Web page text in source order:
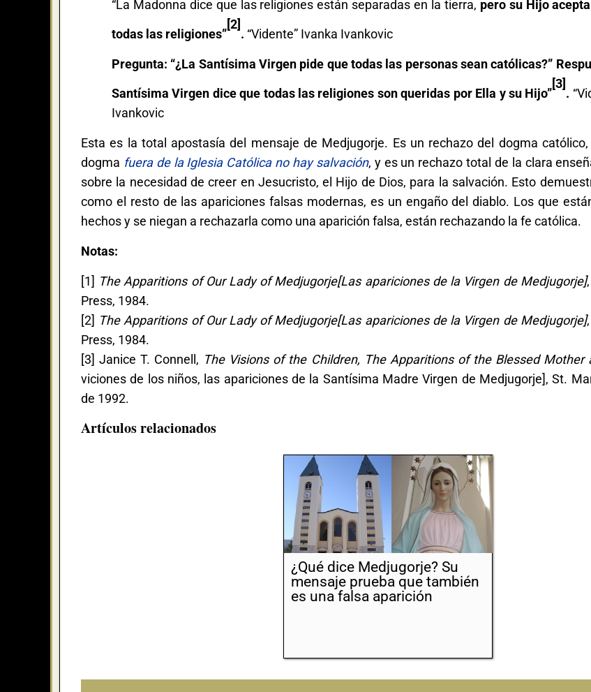
“La Madonna dice que las religiones están separadas en la tierra, pero su Hijo
todas las religiones”
[2]
. “Vidente” Ivanka Ivankovic
Pregunta: “¿La Santísima Virgen pide que todas las personas sean católicas?”
Santísima Virgen dice que todas las religiones son queridas por Ella y su Hijo”
[3]
.
Ivankovic
Esta es la total apostasía del mensaje de Medjugorje. Es un rechazo del dogma
dogma fuera de la Iglesia Católica no hay salvación, y es un rechazo total de la clara
sobre la necesidad de creer en Jesucristo, el Hijo de Dios, para la salvación. Esto
como el resto de las apariciones falsas modernas, es un engaño del diablo. Los que
hechos y se niegan a rechazarla como una aparición falsa, están rechazando la fe católica.
Notas:
[1] The Apparitions of Our Lady of Medjugorje[Las apariciones de la Virgen de Medjugorje]
Press, 1984.
[2] The Apparitions of Our Lady of Medjugorje[Las apariciones de la Virgen de Medjugorje]
Press, 1984.
[3] Janice T. Connell, The Visions of the Children, The Apparitions of the Blessed Mother
viciones de los niños, las apariciones de la Santísima Madre Virgen de Medjugorje], St.
de 1992.
Artículos relacionados
¿Qué dice Medjugorje? Su
mensaje prueba que también
es una falsa aparición